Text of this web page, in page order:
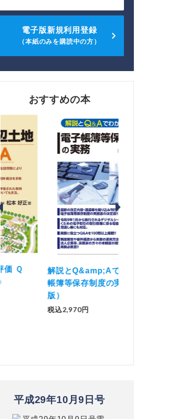
電子版新規利用登録
（本紙のみを購読中の方）
おすすめの本
解説とQ&amp;Aでわかる 電子
帳簿等保存制度の実務（改訂
「資産承継」
No.44）
平成29年10月9日号